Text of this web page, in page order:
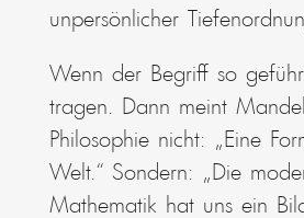
unpersönlicher
Wenn der Begriff so
tragen. Dann meint
Philosophie nicht: „Eine
Welt.“ Sondern: „Die
Mathematik hat uns ein